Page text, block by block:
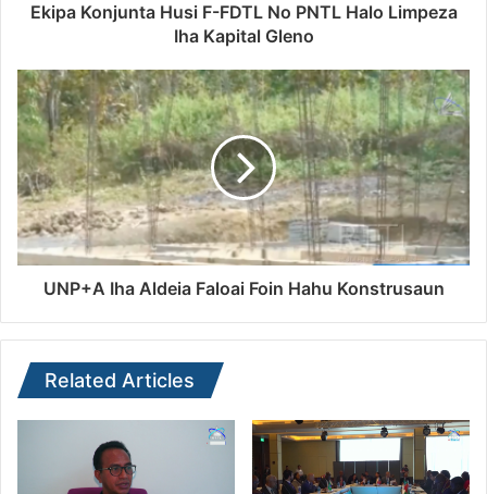
Ekipa Konjunta Husi F-FDTL No PNTL Halo Limpeza
Iha Kapital Gleno
UNP+A Iha Aldeia Faloai Foin Hahu Konstrusaun
Related Articles